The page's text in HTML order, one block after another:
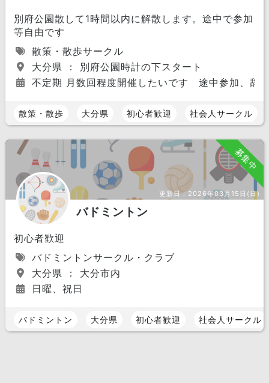
別府公園散して1時間以内に解散します。途中で参加
等自由です
散策・散歩サークル
大分県 ： 別府公園時計の下スタート
不定期 月数回程度開催したいです 途中参加、辞
散策・散歩 大分県 初心者歓迎 社会人サークル
募集中
更新日： 2026年03月15日(日)
バドミントン
初心者歓迎
バドミントンサークル・クラブ
大分県 ： 大分市内
日曜、祝日
バドミントン 大分県 初心者歓迎 社会人サークル